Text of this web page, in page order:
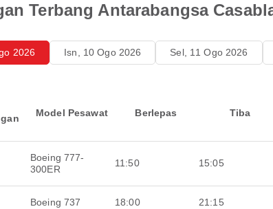
Terbang Antarabangsa
2026 Isn, 10 Ogo 2026 Sel, 11 Ogo 2026
Model Pesawat Berlepas Tiba
Boeing 777-
300ER
11:50 15:05
Boeing 737 18:00 21:15